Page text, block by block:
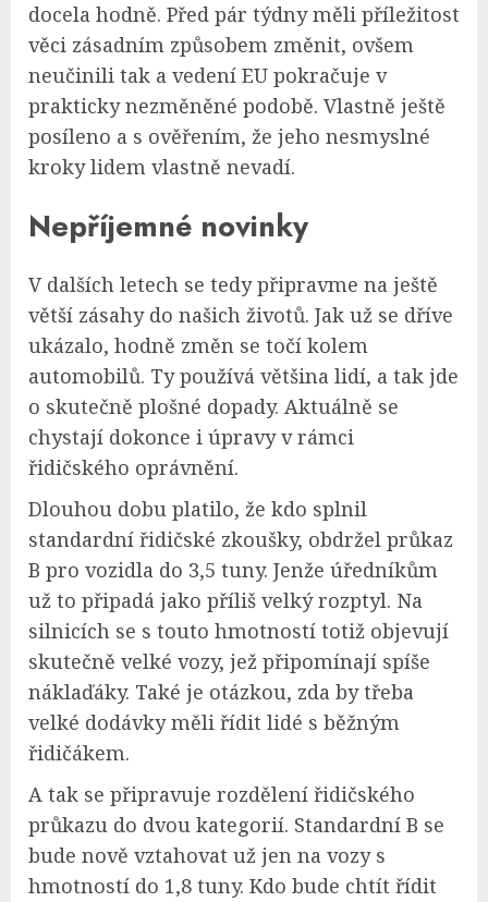
docela hodně. Před pár týdny měli příležitost
věci zásadním způsobem změnit, ovšem
neučinili tak a vedení EU pokračuje v
prakticky nezměněné podobě. Vlastně ještě
posíleno a s ověřením, že jeho nesmyslné
kroky lidem vlastně nevadí.
Nepříjemné novinky
V dalších letech se tedy připravme na ještě
větší zásahy do našich životů. Jak už se dříve
ukázalo, hodně změn se točí kolem
automobilů. Ty používá většina lidí, a tak jde
o skutečně plošné dopady. Aktuálně se
chystají dokonce i úpravy v rámci
řidičského oprávnění.
Dlouhou dobu platilo, že kdo splnil
standardní řidičské zkoušky, obdržel průkaz
B pro vozidla do 3,5 tuny. Jenže úředníkům
už to připadá jako příliš velký rozptyl. Na
silnicích se s touto hmotností totiž objevují
skutečně velké vozy, jež připomínají spíše
náklaďáky. Také je otázkou, zda by třeba
velké dodávky měli řídit lidé s běžným
řidičákem.
A tak se připravuje rozdělení řidičského
průkazu do dvou kategorií. Standardní B se
bude nově vztahovat už jen na vozy s
hmotností do 1,8 tuny. Kdo bude chtít řídit